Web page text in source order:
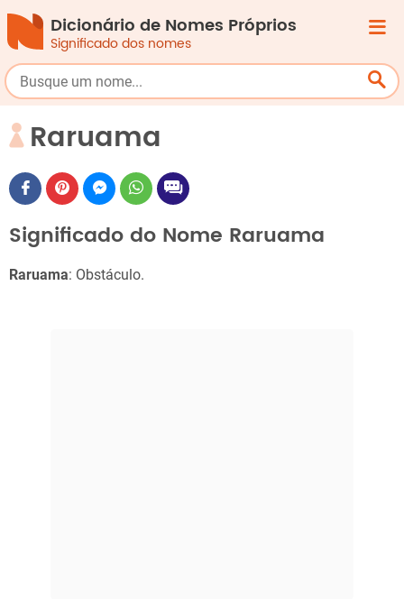
Dicionário de Nomes Próprios
Significado dos nomes
Raruama
Significado do Nome Raruama
Raruama: Obstáculo.